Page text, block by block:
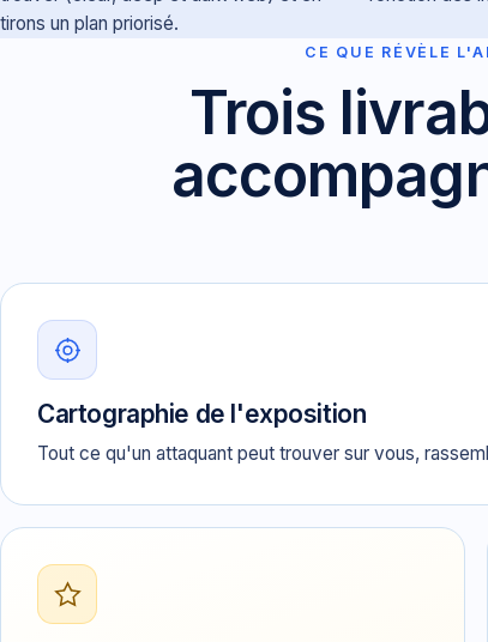
tirons un plan priorisé.
CE QUE RÉVÈLE
Trois
Cartographie de l'exposition
Tout ce qu'un attaquant peut trouver sur vous,